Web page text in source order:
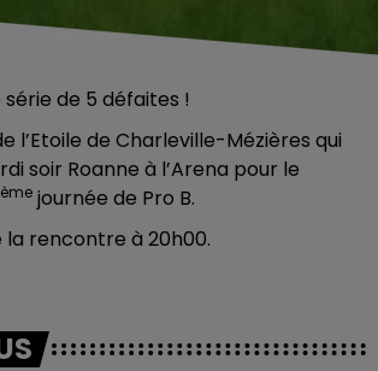
de 5 défaites !
l’Etoile de Charleville-Mézières qui
soir Roanne à l’Arena pour le
ème journée de Pro B.
la rencontre à 20h00.